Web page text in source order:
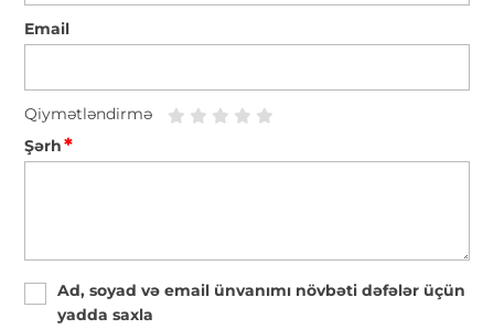
Email
Qiymətləndirmə
Şərh*
Ad, soyad və email ünvanımı növbəti dəfələr üçün
yadda saxla